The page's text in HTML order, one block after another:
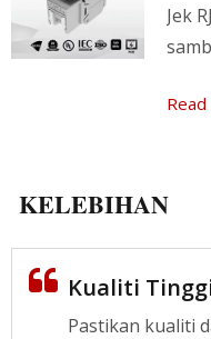
Jek
KELEBIHAN
Kualiti
Pastikan kualiti